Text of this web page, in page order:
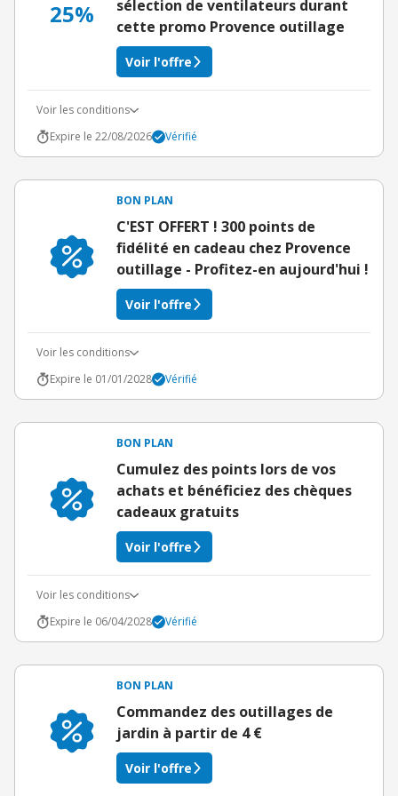
25%
sélection de ventilateurs durant
cette promo Provence outillage
Voir l'offre
Voir les conditions
Expire le 22/08/2026
Vérifié
BON PLAN
C'EST OFFERT ! 300 points de
fidélité en cadeau chez Provence
outillage - Profitez-en aujourd'hui !
Voir l'offre
Voir les conditions
Expire le 01/01/2028
Vérifié
BON PLAN
Cumulez des points lors de vos
achats et bénéficiez des chèques
cadeaux gratuits
Voir l'offre
Voir les conditions
Expire le 06/04/2028
Vérifié
BON PLAN
Commandez des outillages de
jardin à partir de 4 €
Voir l'offre